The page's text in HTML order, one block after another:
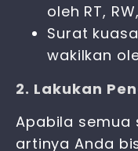
oleh RT,
Surat
wakilkan
2. Lakukan
Apabila semua
artinya Anda